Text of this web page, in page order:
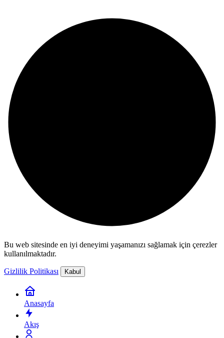
Bu web sitesinde en iyi deneyimi yaşamanızı sağlamak için çerezler
kullanılmaktadır.
Gizlilik Politikası Kabul
Anasayfa
Akış